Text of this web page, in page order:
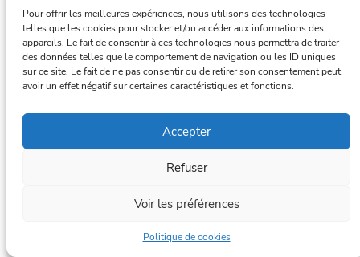
Pour offrir les meilleures expériences, nous utilisons des technologies
telles que les cookies pour stocker et/ou accéder aux informations des
appareils. Le fait de consentir à ces technologies nous permettra de traiter
des données telles que le comportement de navigation ou les ID uniques
sur ce site. Le fait de ne pas consentir ou de retirer son consentement peut
avoir un effet négatif sur certaines caractéristiques et fonctions.
Accepter
Refuser
Voir les préférences
Politique de cookies